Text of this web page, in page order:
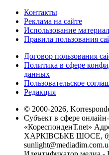
Контакты
Реклама на сайте
Использование
Правила пользования
Договор пользования
Политика в сфере
данных
Пользовательское
Редакция
© 2000-2026,
Субъект в сфере
«КореспонденТ.net»
ХАРКІВСЬКЕ ШОСЕ,